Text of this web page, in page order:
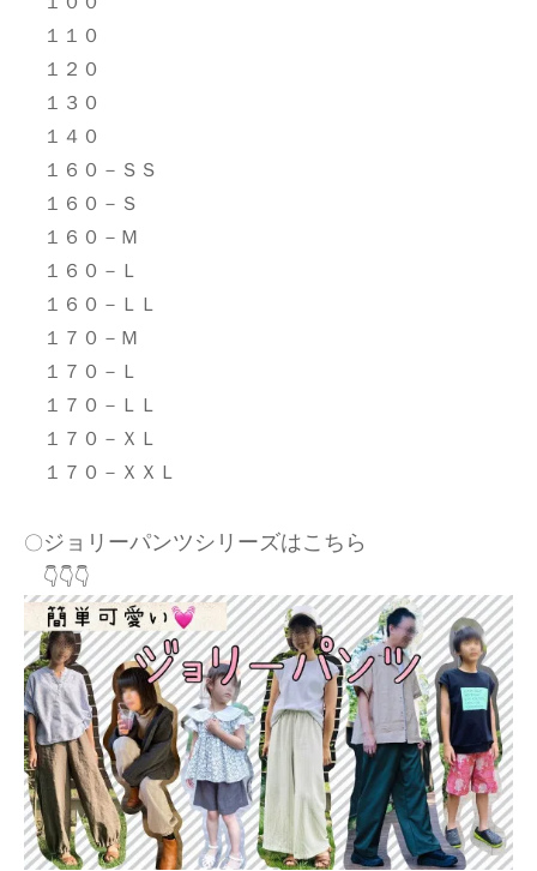
１１０
１２０
１３０
１４０
１６０－ＳＳ
１６０－Ｓ
１６０－Ｍ
１６０－Ｌ
１６０－ＬＬ
１７０－Ｍ
１７０－Ｌ
１７０－ＬＬ
１７０－ＸＬ
１７０－ＸＸＬ
〇ジョリーパンツシリーズはこちら
👇👇👇